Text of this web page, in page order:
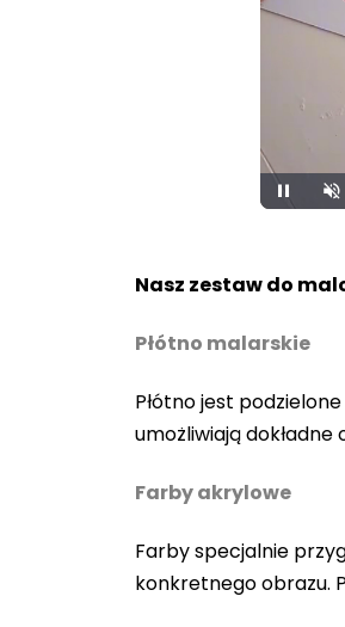
Nasz zestaw do
Płótno malarskie
Płótno jest
umożliwiają
Farby akrylowe
Farby specjalnie
konkretnego obrazu.